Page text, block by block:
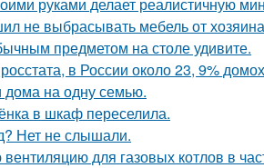
не выбрасывать мебель от
предметом на столе удивите.
в России около 23, 9%
дома на одну семью.
в шкаф переселила.
Нет не слышали.
вентиляцию для газовых котлов в